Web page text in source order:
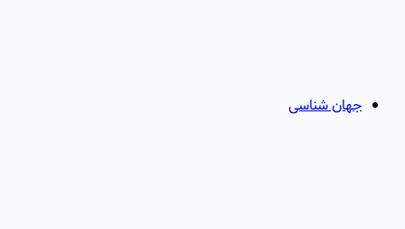
جهان شناسی